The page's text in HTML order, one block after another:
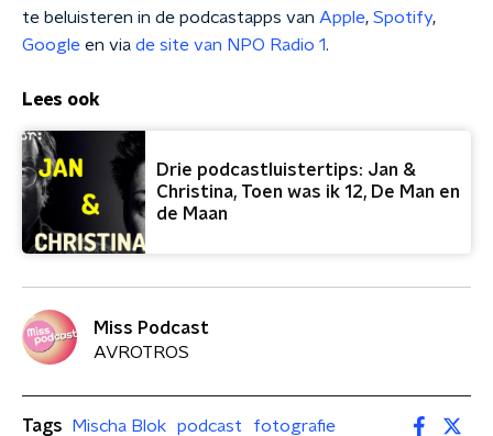
te beluisteren in de podcastapps van Apple, Spotify,
Google en via de site van NPO Radio 1.
Lees ook
Drie podcastluistertips: Jan &
Christina, Toen was ik 12, De Man en
de Maan
Miss Podcast
AVROTROS
Tags Mischa Blok podcast
fotografie